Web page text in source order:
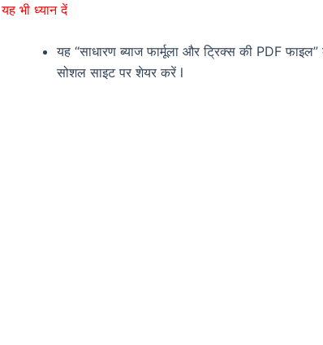
यह भी ध्यान दें
यह “साधारण ब्याज फार्मूला और ट्रिक्स की PDF
सोशल साइट पर शेयर करें l